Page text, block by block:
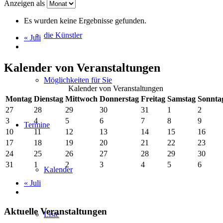
die Künstler
Möglichkeiten für Sie
Termine
Kalender
Liste
Anzeigen als
Es wurden keine Ergebnisse gefunden.
« Juli
Kalender von Veranstaltungen
Kalender von Veranstaltungen
Montag Dienstag Mittwoch Donnerstag Freitag Samstag
27
28 29 30 31 1
2
3
4 5 6 7 8
9
10
11 12 13 14 15
16
17
18 19 20 21 22
23
24
25 26 27 28 29
30
31
1 2 3 4 5 6
« Juli
Aktuelle Veranstaltungen